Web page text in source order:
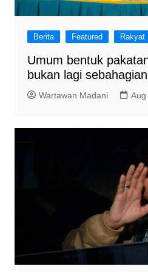
Berita Featured Rakyat
Umum bentuk
bukan lagi
Wartawan Madani Aug